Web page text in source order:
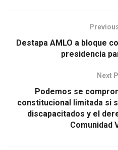
Destapa AMLO a bloque
presidencia
Next
Podemos se
constitucional limitada si
discapacitados y el
Comunidad